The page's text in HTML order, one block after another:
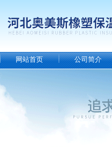
网站首页 公司简介